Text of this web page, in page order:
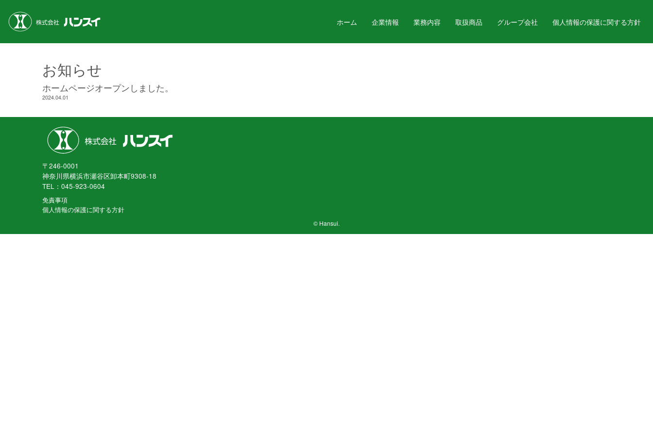
ホーム 企業情報 業務内容 取扱商品 グループ会社 個人情報の保護に関する方針
お知らせ
ホームページオープンしました。
2024.04.01
〒246-0001
神奈川県横浜市瀬谷区卸本町9308-18
TEL：045-923-0604
免責事項
個人情報の保護に関する方針
© Hansui.